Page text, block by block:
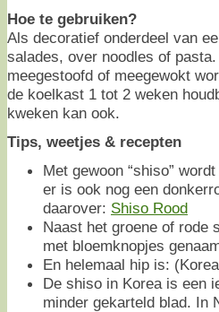
Hoe te gebruiken?
Als decoratief onderdeel van
salades, over noodles of
meegestoofd of meegewokt
de koelkast 1 tot 2 weken
kweken kan ook.
Tips, weetjes & recepten
Met gewoon “shiso”
er is ook nog een
daarover: Shiso Rood
Naast het groene of rode
met bloemknopjes
En helemaal hip is:
De shiso in Korea is een
minder gekarteld blad. In